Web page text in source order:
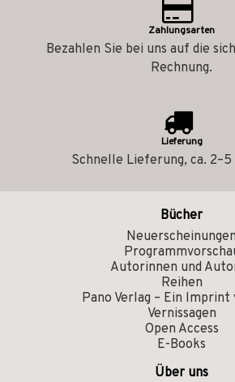
Zahlungsarten
Bezahlen Sie bei uns auf die
Rechnung.
Lieferung
Schnelle Lieferung, ca.
Bücher
Neuerscheinungen
Autorinnen und
Reihen
Pano Verlag – Ein Imprint
Vernissagen
Open Access
E-Books
Über uns